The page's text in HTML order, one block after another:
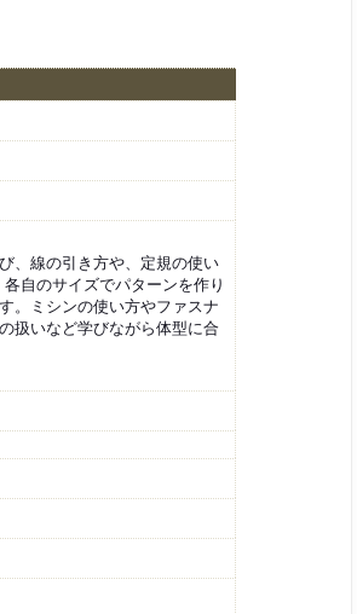
、線の引き方や、定規の使い
自のサイズでパターンを作り
。ミシンの使い方やファスナ
扱いなど学びながら体型に合